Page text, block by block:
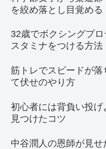
を絞め落とし目覚める
32歳でボクシングプ
スタミナをつける方法
筋トレでスピードが
て伏せのやり方
初心者には背負い投
見つけたコツ
中谷潤人の恩師が見